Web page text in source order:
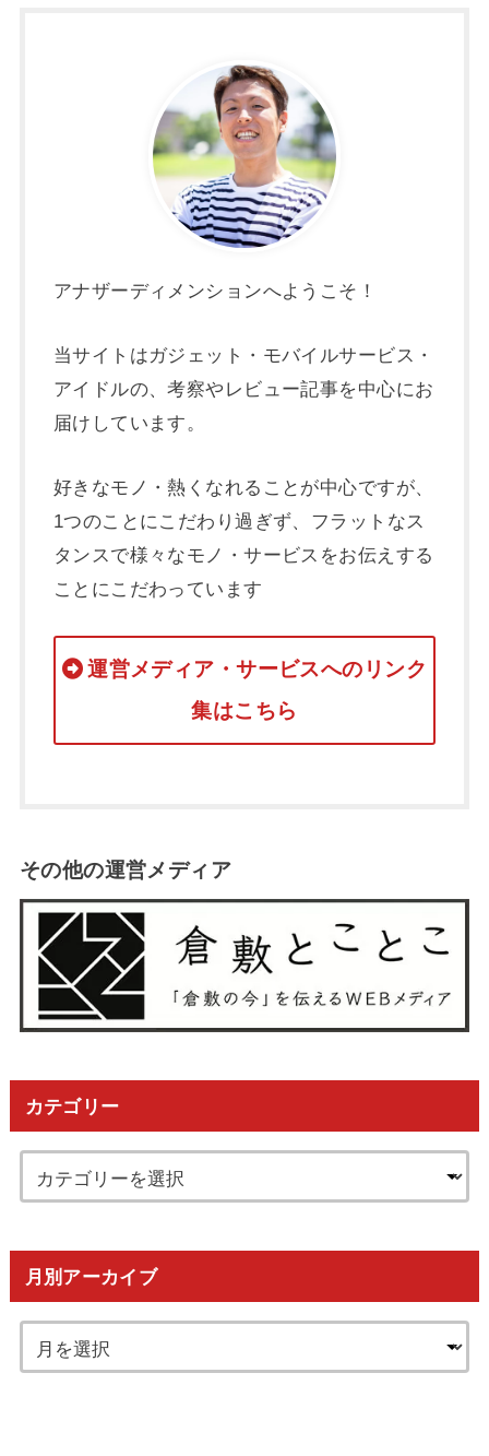
アナザーディメンションへようこそ！
当サイトはガジェット・モバイルサービス・
アイドルの、考察やレビュー記事を中心にお
届けしています。
好きなモノ・熱くなれることが中心ですが、
1つのことにこだわり過ぎず、フラットなス
タンスで様々なモノ・サービスをお伝えする
ことにこだわっています
運営メディア・サービスへのリンク
集はこちら
その他の運営メディア
カテゴリー
月別アーカイブ